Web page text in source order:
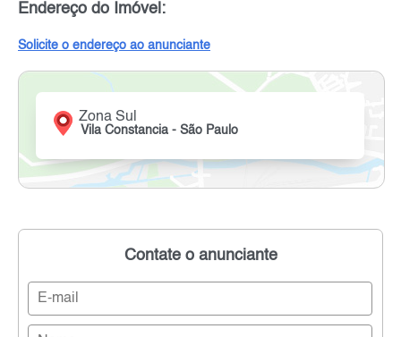
Endereço do Imóvel:
Solicite o endereço ao anunciante
Zona Sul
Vila Constancia - São Paulo
Contate o anunciante